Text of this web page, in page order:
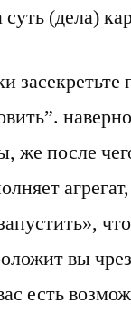
(дела)
же после
вы
есть